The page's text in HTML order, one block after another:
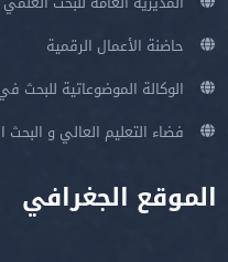
حاضنة الأعمال الرقمية
الوكالة الموضوعاتية للبحث
فضاء التعليم العالي و البحث
الموقع الجغرافي